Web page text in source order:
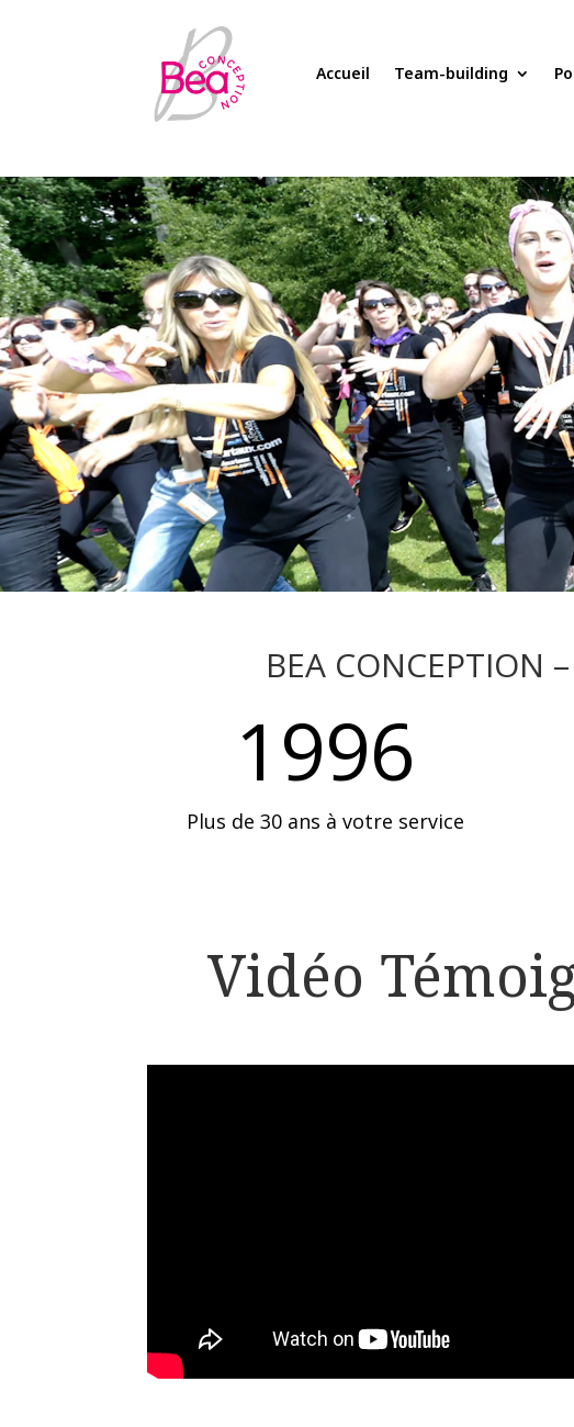
Accueil Team-building
BEA
1996
Plus de 30 ans à votre service
Vidéo